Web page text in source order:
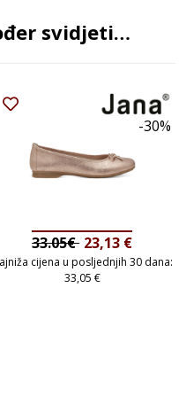
svidjeti…
-30%
33.05€ 23,13 €
cijena u posljednjih 30 dana:
33,05 €